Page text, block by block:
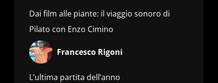
Dai film alle piante: il viaggio sonoro di
Pilato con Enzo Cimino
Francesco Rigoni
L’ultima partita dell’anno